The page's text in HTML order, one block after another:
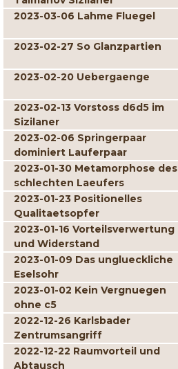
2023-03-06 Lahme Fluegel
2023-02-27 So Glanzpartien
2023-02-20 Uebergaenge
2023-02-13 Vorstoss d6d5 im
Sizilaner
2023-02-06 Springerpaar
dominiert Lauferpaar
2023-01-30 Metamorphose des
schlechten Laeufers
2023-01-23 Positionelles
Qualitaetsopfer
2023-01-16 Vorteilsverwertung
und Widerstand
2023-01-09 Das unglueckliche
Eselsohr
2023-01-02 Kein Vergnuegen
ohne c5
2022-12-26 Karlsbader
Zentrumsangriff
2022-12-22 Raumvorteil und
Abtausch